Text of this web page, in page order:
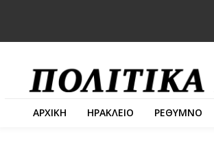
ΑΡΧΙΚΗ ΗΡΑΚΛΕΙΟ ΡΕΘΥΜΝΟ